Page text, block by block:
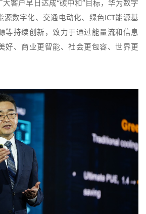
客户早日达成“碳中和”目标，华为数字
源数字化、交通电动化、绿色ICT能源基
等持续创新，致力于通过能量流和信息
好、商业更智能、社会更包容、世界更